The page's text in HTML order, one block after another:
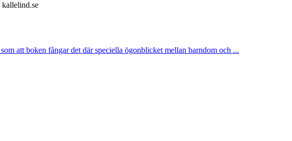
kallelind.se
att boken fångar det där speciella ögonblicket mellan barndom och ...